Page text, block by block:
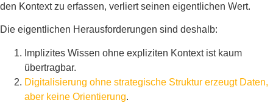
den Kontext zu erfassen, verliert seinen eigentlichen Wert.
Die eigentlichen Herausforderungen sind deshalb:
Implizites Wissen ohne expliziten Kontext ist kaum
übertragbar.
Digitalisierung ohne strategische Struktur erzeugt Daten,
aber keine Orientierung.